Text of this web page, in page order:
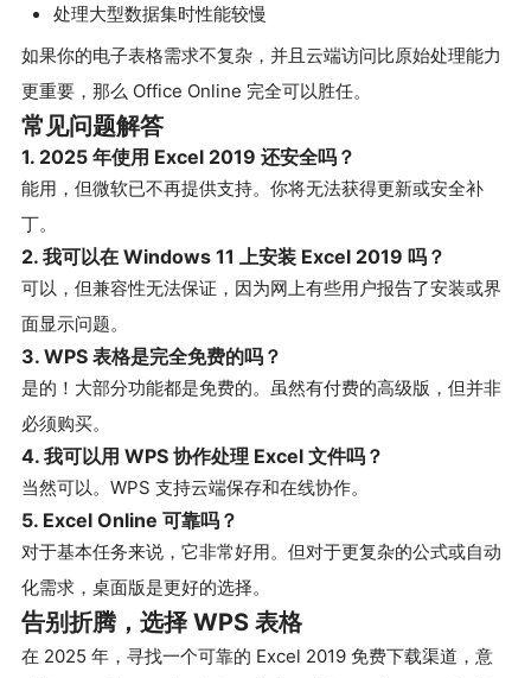
处理大型数据集时性能较慢
如果你的电子表格需求不复杂，并且云端访问比原始处理能力
更重要，那么 Office Online 完全可以胜任。
常见问题解答
1. 2025 年使用 Excel 2019 还安全吗？
能用，但微软已不再提供支持。你将无法获得更新或安全补
丁。
2. 我可以在 Windows 11 上安装 Excel 2019 吗？
可以，但兼容性无法保证，因为网上有些用户报告了安装或界
面显示问题。
3. WPS 表格是完全免费的吗？
是的！大部分功能都是免费的。虽然有付费的高级版，但并非
必须购买。
4. 我可以用 WPS 协作处理 Excel 文件吗？
当然可以。WPS 支持云端保存和在线协作。
5. Excel Online 可靠吗？
对于基本任务来说，它非常好用。但对于更复杂的公式或自动
化需求，桌面版是更好的选择。
告别折腾，选择 WPS 表格
在 2025 年，寻找一个可靠的 Excel 2019 免费下载渠道，意